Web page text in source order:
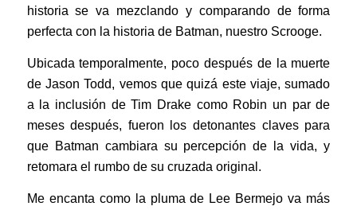
historia se va mezclando y comparando de forma
perfecta con la historia de Batman, nuestro Scrooge.
Ubicada temporalmente, poco después de la muerte
de Jason Todd, vemos que quizá este viaje, sumado
a la inclusión de Tim Drake como Robin un par de
meses después, fueron los detonantes claves para
que Batman cambiara su percepción de la vida, y
retomara el rumbo de su cruzada original.
Me encanta como la pluma de Lee Bermejo va más